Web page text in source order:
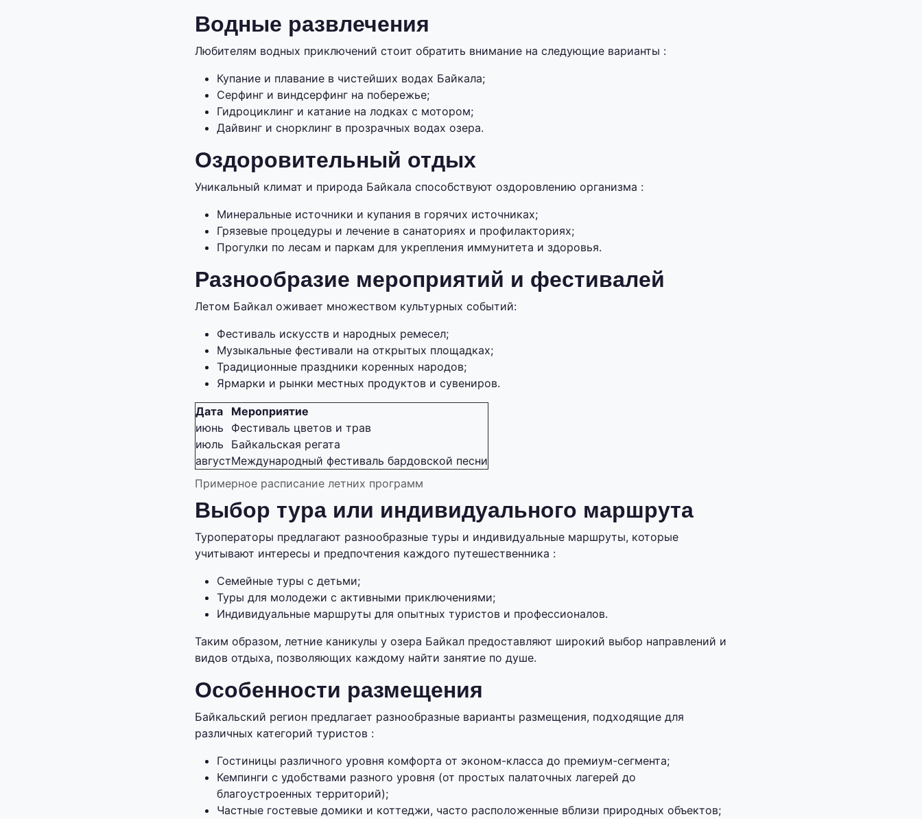
Водные развлечения
Любителям водных приключений стоит обратить внимание на следующие варианты :
Купание и плавание в чистейших водах Байкала;
Серфинг и виндсерфинг на побережье;
Гидроциклинг и катание на лодках с мотором;
Дайвинг и снорклинг в прозрачных водах озера.
Оздоровительный отдых
Уникальный климат и природа Байкала способствуют оздоровлению организма :
Минеральные источники и купания в горячих источниках;
Грязевые процедуры и лечение в санаториях и профилакториях;
Прогулки по лесам и паркам для укрепления иммунитета и здоровья.
Разнообразие мероприятий и фестивалей
Летом Байкал оживает множеством культурных событий:
Фестиваль искусств и народных ремесел;
Музыкальные фестивали на открытых площадках;
Традиционные праздники коренных народов;
Ярмарки и рынки местных продуктов и сувениров.
Примерное расписание летних программ
Дата
Мероприятие
июнь
Фестиваль цветов и трав
июль
Байкальская регата
августМеждународный фестиваль бардовской песни
Выбор тура или индивидуального маршрута
Туроператоры предлагают разнообразные туры и индивидуальные маршруты, которые
учитывают интересы и предпочтения каждого путешественника :
Семейные туры с детьми;
Туры для молодежи с активными приключениями;
Индивидуальные маршруты для опытных туристов и профессионалов.
Таким образом, летние каникулы у озера Байкал предоставляют широкий выбор направлений и
видов отдыха, позволяющих каждому найти занятие по душе.
Особенности размещения
Байкальский регион предлагает разнообразные варианты размещения, подходящие для
различных категорий туристов :
Гостиницы различного уровня комфорта от эконом-класса до премиум-сегмента;
Кемпинги с удобствами разного уровня (от простых палаточных лагерей до
благоустроенных территорий);
Частные гостевые домики и коттеджи, часто расположенные вблизи природных объектов;